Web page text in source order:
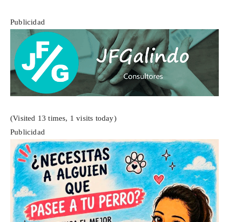
Publicidad
(Visited 13 times, 1 visits today)
Publicidad